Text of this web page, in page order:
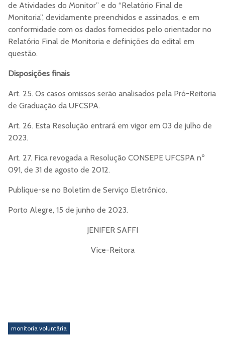
de Atividades do Monitor” e do “Relatório Final de
Monitoria”, devidamente preenchidos e assinados, e em
conformidade com os dados fornecidos pelo orientador no
Relatório Final de Monitoria e definições do edital em
questão.
Disposições finais
Art. 25. Os casos omissos serão analisados pela Pró-Reitoria
de Graduação da UFCSPA.
Art. 26. Esta Resolução entrará em vigor em 03 de julho de
2023.
Art. 27. Fica revogada a Resolução CONSEPE UFCSPA nº
091, de 31 de agosto de 2012.
Publique-se no Boletim de Serviço Eletrônico.
Porto Alegre, 15 de junho de 2023.
JENIFER SAFFI
Vice-Reitora
monitoria voluntária